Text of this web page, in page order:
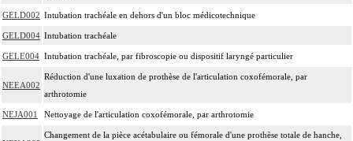
GELD002 Intubation trachéale en dehors d'un bloc médicotechnique
GELD004 Intubation trachéale
GELE004 Intubation trachéale, par fibroscopie ou dispositif laryngé particulier
NEEA002
Réduction d'une luxation de prothèse de l'articulation coxofémorale, par
arthrotomie
NEJA001 Nettoyage de l'articulation coxofémorale, par arthrotomie
Changement de la pièce acétabulaire ou fémorale d'une prothèse totale de hanche,